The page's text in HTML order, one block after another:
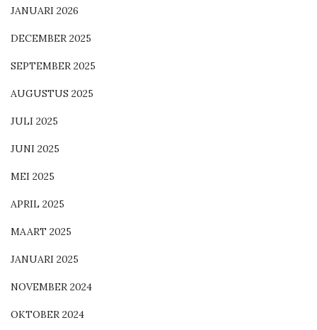
JANUARI 2026
DECEMBER 2025
SEPTEMBER 2025
AUGUSTUS 2025
JULI 2025
JUNI 2025
MEI 2025
APRIL 2025
MAART 2025
JANUARI 2025
NOVEMBER 2024
OKTOBER 2024